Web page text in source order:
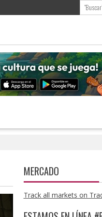
MERCADO
Track all markets on